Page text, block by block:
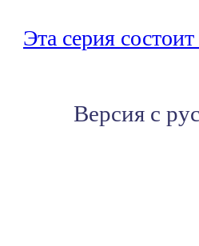
Эта серия
Версия с